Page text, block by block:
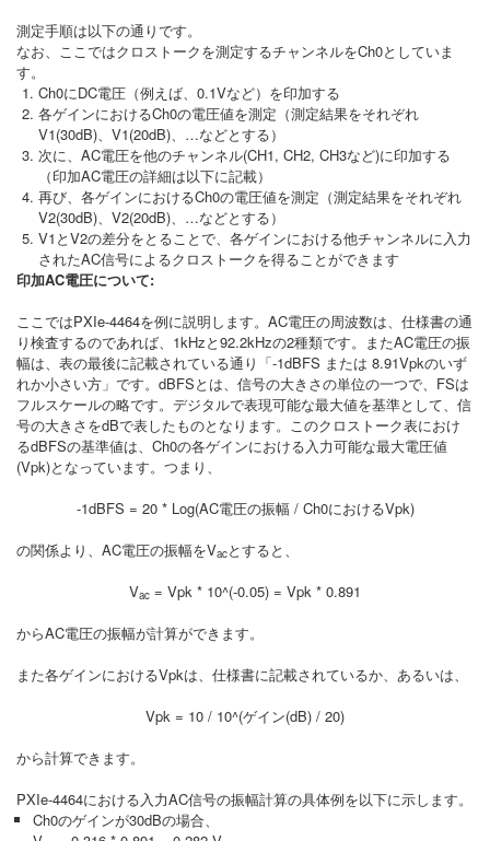
測定手順は以下の通りです。
なお、ここではクロストークを測定するチャンネルをCh0としていま
す。
Ch0にDC電圧（例えば、0.1Vなど）を印加する
各ゲインにおけるCh0の電圧値を測定（測定結果をそれぞれ
V1(30dB)、V1(20dB)、…などとする）
次に、AC電圧を他のチャンネル(CH1, CH2, CH3など)に印加する
（印加AC電圧の詳細は以下に記載）
再び、各ゲインにおけるCh0の電圧値を測定（測定結果をそれぞれ
V2(30dB)、V2(20dB)、…などとする）
V1とV2の差分をとることで、各ゲインにおける他チャンネルに入力
されたAC信号によるクロストークを得ることができます
印加AC電圧について:
ここではPXIe-4464を例に説明します。AC電圧の周波数は、仕様書の通
り検査するのであれば、1kHzと92.2kHzの2種類です。またAC電圧の振
幅は、表の最後に記載されている通り「-1dBFS または 8.91Vpkのいず
れか小さい方」です。dBFSとは、信号の大きさの単位の一つで、FSは
フルスケールの略です。デジタルで表現可能な最大値を基準として、信
号の大きさをdBで表したものとなります。このクロストーク表におけ
るdBFSの基準値は、Ch0の各ゲインにおける入力可能な最大電圧値
(Vpk)となっています。つまり、
-1dBFS = 20 * Log(AC電圧の振幅 / Ch0におけるVpk)
の関係より、AC電圧の振幅をVacとすると、
Vac = Vpk * 10^(-0.05) = Vpk * 0.891
からAC電圧の振幅が計算ができます。
また各ゲインにおけるVpkは、仕様書に記載されているか、あるいは、
Vpk = 10 / 10^(ゲイン(dB) / 20)
から計算できます。
PXIe-4464における入力AC信号の振幅計算の具体例を以下に示します。
Ch0のゲインが30dBの場合、